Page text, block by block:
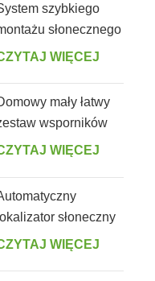
szybkiego
słonecznego
blaszanym dachu
WIĘCEJ
mały łatwy
wsporników
do
WIĘCEJ
lokalizator słoneczny
pojedynczym
WIĘCEJ